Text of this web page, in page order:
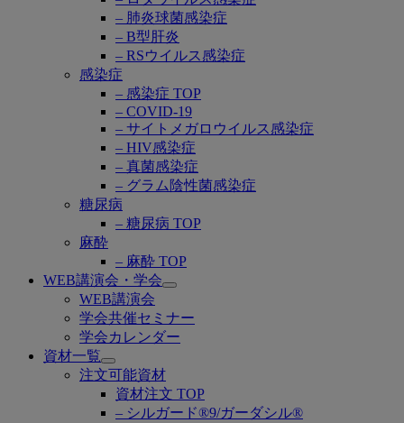
– 肺炎球菌感染症
– B型肝炎
– RSウイルス感染症
感染症
– 感染症 TOP
– COVID-19
– サイトメガロウイルス感染症
– HIV感染症
– 真菌感染症
– グラム陰性菌感染症
糖尿病
– 糖尿病 TOP
麻酔
– 麻酔 TOP
WEB講演会・学会
Open
WEB講演会
学会共催セミナー
学会カレンダー
資材一覧
Open
submenu
注文可能資材
資材注文 TOP
– シルガード®9/ガーダシル®